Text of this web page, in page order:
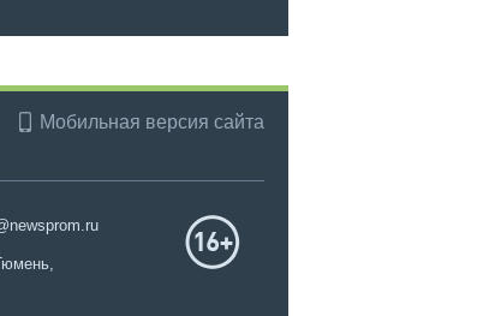
Мобильная версия сайта